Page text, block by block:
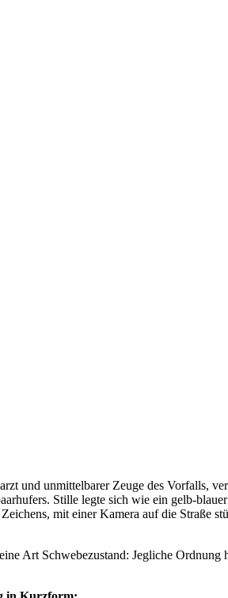
und unmittelbarer Zeuge des Vorfalls,
Stille legte sich wie ein gelb-blauer
mit einer Kamera auf die Straße
Art Schwebezustand: Jegliche